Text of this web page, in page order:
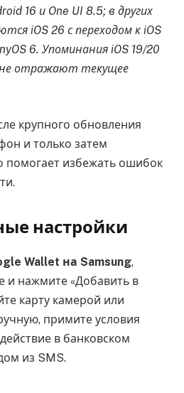
16 и One UI 8.5; в других
iOS 26 с переходом к iOS
6. Упоминания iOS 19/20
не отражают текущее
крупного обновления
и только затем
помогает избежать ошибок
настройки
Wallet на Samsung,
и нажмите «Добавить в
карту камерой или
примите условия
в банковском
из SMS.